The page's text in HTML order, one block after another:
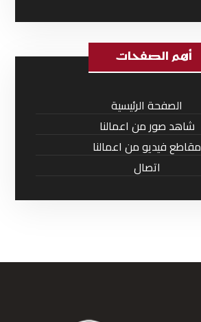
أهم الصفحات
الصفحة الرئيسية
شاهد صور من اعمالنا
مقاطع فيديو من اعمالنا
اتصال